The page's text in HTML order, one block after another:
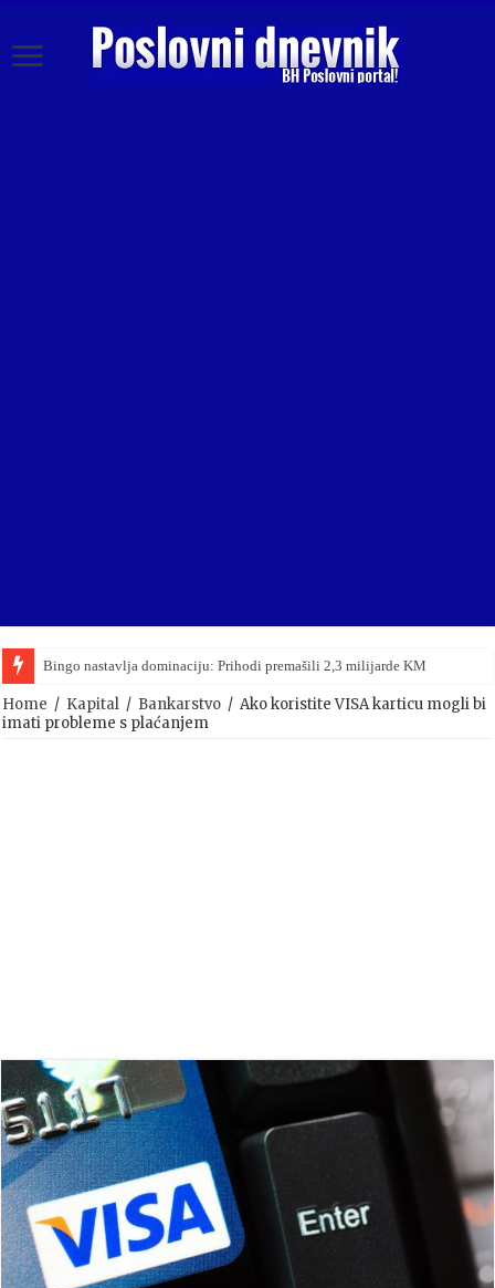
Bingo nastavlja dominaciju: Prihodi premašili 2,3 milijarde KM
Home / Kapital / Bankarstvo / Ako koristite VISA karticu mogli bi
imati probleme s plaćanjem